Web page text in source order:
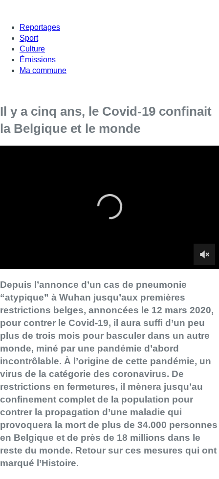
Reportages
Sport
Culture
Émissions
Ma commune
Il y a cinq ans, le Covid-19 confinait
la Belgique et le monde
Depuis l’annonce d’un cas de pneumonie
“atypique” à Wuhan jusqu’aux premières
restrictions belges, annoncées le 12 mars 2020,
pour contrer le Covid-19, il aura suffi d’un peu
plus de trois mois pour basculer dans un autre
monde, miné par une pandémie d’abord
incontrôlable. À l’origine de cette pandémie, un
virus de la catégorie des coronavirus. De
restrictions en fermetures, il mènera jusqu’au
confinement complet de la population pour
contrer la propagation d’une maladie qui
provoquera la mort de plus de 34.000 personnes
en Belgique et de près de 18 millions dans le
reste du monde. Retour sur ces mesures qui ont
marqué l’Histoire.